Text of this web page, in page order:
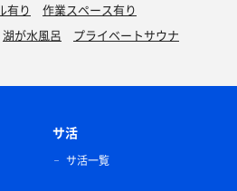
有り
作業スペース有り
湖が水風呂 プライベートサウナ
サ活
サ活一覧